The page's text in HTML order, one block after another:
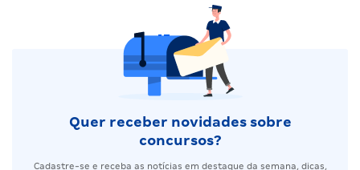
Quer receber novidades sobre
concursos?
Cadastre-se e receba as notícias em destaque da semana, dicas,